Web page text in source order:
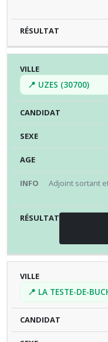
📍 UZES (30700)
Adjoint sortant
📍 LA TESTE-DE-